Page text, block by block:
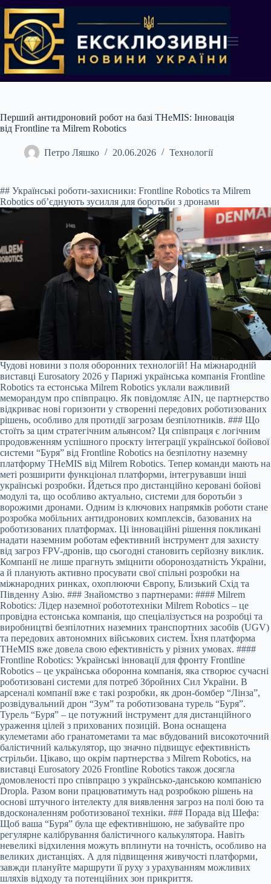
до
вмісту
Перший антидроновий робот на базі THeMIS: Інновація
від Frontline та Milrem Robotics
Петро Ляшко 20.06.2026 Технології
## Українські роботи-захисники: Frontline Robotics та Milrem
Robotics об’єднують зусилля для боротьби з дронами
Чудові новини з поля оборонних технологій! На міжнародній
виставці Eurosatory 2026 у Парижі українська компанія Frontline
Robotics та естонська Milrem Robotics уклали важливий
меморандум про співпрацю. Як повідомляє AIN, це партнерство
відкриває нові горизонти у створенні передових роботизованих
рішень, особливо для протидії загрозам безпілотників. ### Що
стоїть за цим стратегічним альянсом? Ця співпраця є логічним
продовженням успішного проєкту інтеграції української бойової
системи “Буря” від Frontline Robotics на безпілотну наземну
платформу THeMIS від Milrem Robotics. Тепер команди мають на
меті розширити функціонал платформи, інтегрувавши інші
українські розробки. Йдеться про дистанційно керовані бойові
модулі та, що особливо актуально, системи для боротьби з
ворожими дронами. Одним із ключових напрямків роботи стане
розробка мобільних антидронових комплексів, базованих на
роботизованих платформах. Ці інноваційні рішення покликані
надати наземним роботам ефективний інструмент для захисту
від загроз FPV-дронів, що сьогодні становить серйозну виклик.
Компанії не лише прагнуть зміцнити обороноздатність України,
а й планують активно просувати свої спільні розробки на
міжнародних ринках, охоплюючи Європу, Близький Схід та
Південну Азію. ### Знайомство з партнерами: #### Milrem
Robotics: Лідер наземної робототехніки Milrem Robotics – це
провідна естонська компанія, що спеціалізується на розробці та
виробництві безпілотних наземних транспортних засобів (UGV)
та передових автономних військових систем. Їхня платформа
THeMIS вже довела свою ефективність у різних умовах. ####
Frontline Robotics: Українські інновації для фронту Frontline
Robotics – це українська оборонна компанія, яка створює сучасні
роботизовані системи для потреб Збройних Сил України. В
арсеналі компанії вже є такі розробки, як дрон-бомбер “Лінза”,
розвідувальний дрон “Зум” та роботизована турель “Буря”.
Турель “Буря” – це потужний інструмент для дистанційного
ураження цілей з прихованих позицій. Вона оснащена
кулеметами або гранатометами та має вбудований високоточний
балістичний калькулятор, що значно підвищує ефективність
стрільби. Цікаво, що окрім партнерства з Milrem Robotics, на
виставці Eurosatory 2026 Frontline Robotics також досягла
домовленості про співпрацю з українсько-данською компанією
Dropla. Разом вони працюватимуть над розробкою рішень на
основі штучного інтелекту для виявлення загроз на полі бою та
вдосконаленням роботизованої техніки. ### Порада від Шефа:
Щоб ваша “Буря” була ще ефективнішою, не забувайте про
регулярне калібрування балістичного калькулятора. Навіть
невеликі відхилення можуть вплинути на точність, особливо на
великих дистанціях. А для підвищення живучості платформи,
завжди плануйте маршрути її руху з урахуванням можливих
шляхів відходу та потенційних зон прикриття.